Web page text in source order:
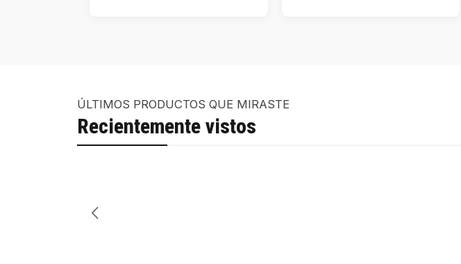
ÚLTIMOS PRODUCTOS QUE MIRASTE
Recientemente vistos